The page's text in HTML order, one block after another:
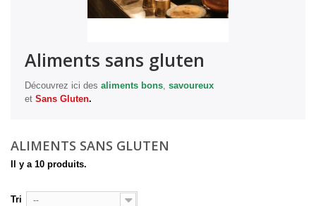
Aliments sans gluten
Découvrez ici des aliments bons savoureux
et Sans Gluten.
ALIMENTS SANS GLUTEN
Il y a 10 produits.
Tri --